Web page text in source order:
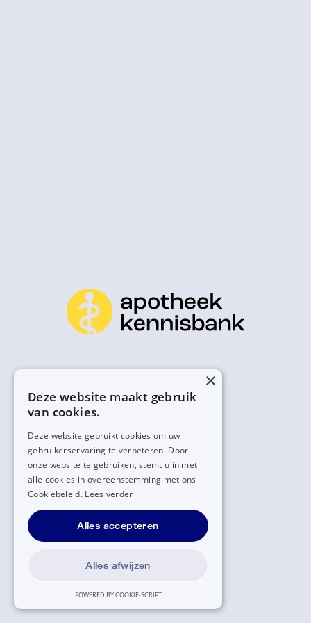
×
Deze website maakt gebruik
van cookies.
Deze website gebruikt cookies om uw
gebruikerservaring te verbeteren. Door
onze website te gebruiken, stemt u in met
alle cookies in overeenstemming met ons
Cookiebeleid. Lees verder
Alles accepteren
Alles afwijzen
POWERED BY COOKIE-SCRIPT